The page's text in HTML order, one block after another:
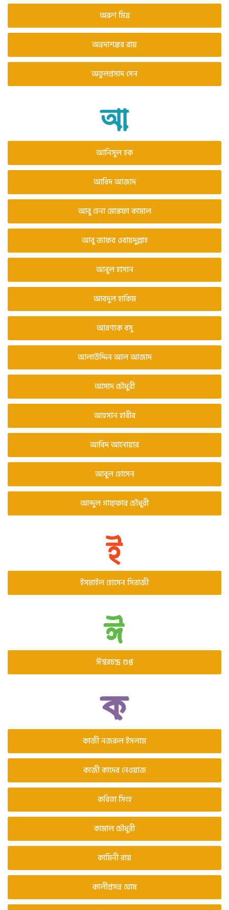
অরুণ মিত্র
অন্নদাশঙ্কর রায়
অতুলপ্রসাদ সেন
আনিসুল হক
আবিদ আজাদ
আবু হেনা মোস্তফা কামাল
আবু জাফর ওবায়দুল্লাহ
আবুল হাসান
আবদুল হাকিম
আরণ্যক বসু
আলাউদ্দিন আল আজাদ
আসাদ চৌধুরী
আহসান হাবীব
আবিদ আনোয়ার
আবুল হোসেন
আব্দুল গাফ্ফার চৌধুরী
ইসমাইল হোসেন সিরাজী
ঈশ্বরচন্দ্র গুপ্ত
কাজী নজরুল ইসলাম
কাজী কাদের নেওয়াজ
কবিতা সিংহ
কামাল চৌধুরী
কামিনী রায়
কালীপ্রসন্ন ঘোষ